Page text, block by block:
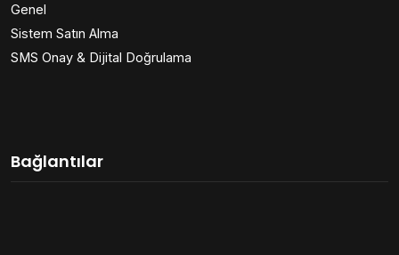
Genel
Sistem Satın Alma
SMS Onay & Dijital Doğrulama
Bağlantılar